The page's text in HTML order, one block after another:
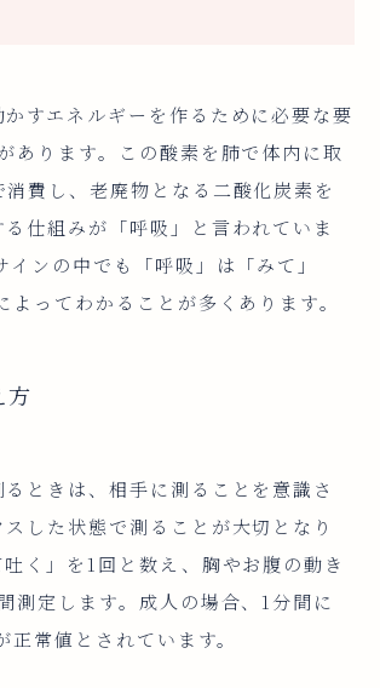
すエネルギーを作るために必要な要
あります。この酸素を肺で体内に取
消費し、老廃物となる二酸化炭素を
仕組みが「呼吸」と言われていま
インの中でも「呼吸」は「みて」
よってわかることが多くあります。
方
ときは、相手に測ることを意識さ
した状態で測ることが大切となり
く」を1回と数え、胸やお腹の動き
測定します。成人の場合、1分間に
常値とされています。